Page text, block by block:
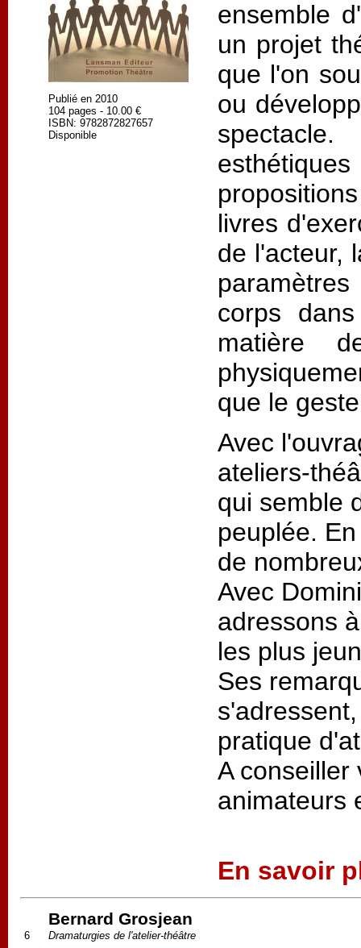
Publié en 2010
104 pages - 10.00 €
ISBN: 9782872827657
Disponible
ensemble
un projet
que l'on
ou
livres
de l'acteur,
corps
matière
que le
Avec
ateliers-
qui semble
peuplée.
de
Avec
adressons
les plus
Ses
pratique
A conseiller
animateurs
En savoir
6
Bernard Grosjean
Dramaturgies de l'atelier-théâtre